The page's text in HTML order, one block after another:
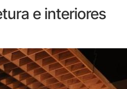
e interiores